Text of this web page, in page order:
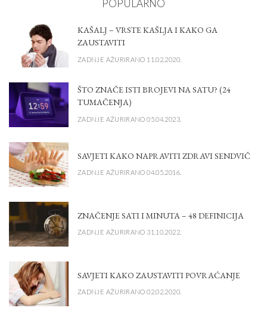
POPULARNO
KAŠALJ – VRSTE KAŠLJA I KAKO GA
ZAUSTAVITI
ZADNJE AŽURIRANO 11.02.2020.
ŠTO ZNAČE ISTI BROJEVI NA SATU? (24
TUMAČENJA)
ZADNJE AŽURIRANO 05.04.2023.
SAVJETI KAKO NAPRAVITI ZDRAVI SENDVIČ
ZADNJE AŽURIRANO 04.05.2016.
ZNAČENJE SATI I MINUTA – 48 DEFINICIJA
ZADNJE AŽURIRANO 31.10.2022.
SAVJETI KAKO ZAUSTAVITI POVRAĆANJE
ZADNJE AŽURIRANO 02.02.2020.